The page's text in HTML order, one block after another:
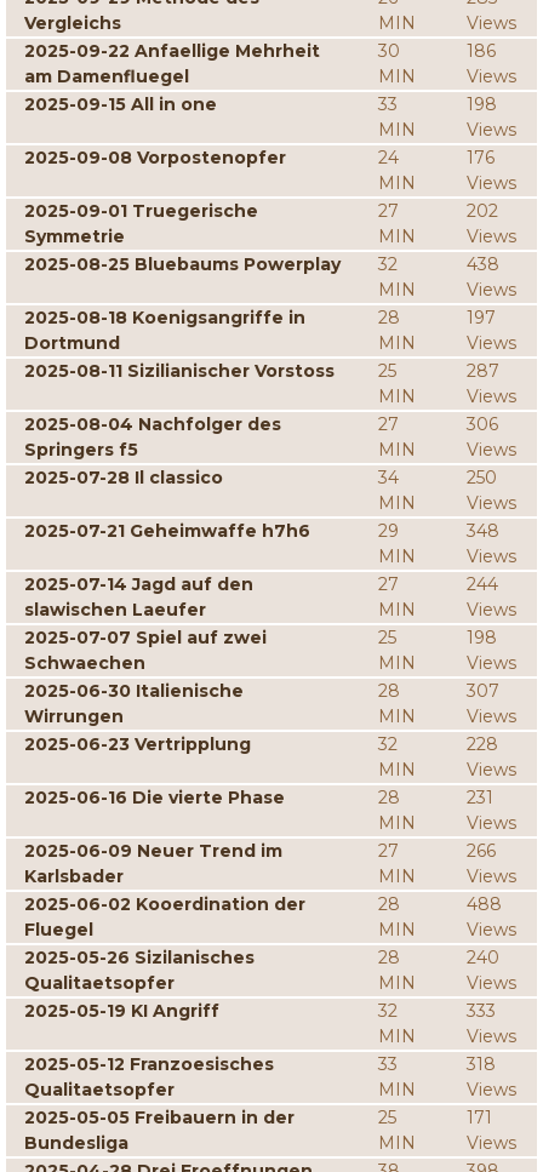
Vergleichs
MIN
Views
2025-09-22 Anfaellige Mehrheit
am Damenfluegel
30
MIN
186
Views
2025-09-15 All in one
33
MIN
198
Views
2025-09-08 Vorpostenopfer
24
MIN
176
Views
2025-09-01 Truegerische
Symmetrie
27
MIN
202
Views
2025-08-25 Bluebaums Powerplay
32
MIN
438
Views
2025-08-18 Koenigsangriffe in
Dortmund
28
MIN
197
Views
2025-08-11 Sizilianischer Vorstoss
25
MIN
287
Views
2025-08-04 Nachfolger des
Springers f5
27
MIN
306
Views
2025-07-28 Il classico
34
MIN
250
Views
2025-07-21 Geheimwaffe h7h6
29
MIN
348
Views
2025-07-14 Jagd auf den
slawischen Laeufer
27
MIN
244
Views
2025-07-07 Spiel auf zwei
Schwaechen
25
MIN
198
Views
2025-06-30 Italienische
Wirrungen
28
MIN
307
Views
2025-06-23 Vertripplung
32
MIN
228
Views
2025-06-16 Die vierte Phase
28
MIN
231
Views
2025-06-09 Neuer Trend im
Karlsbader
27
MIN
266
Views
2025-06-02 Kooerdination der
Fluegel
28
MIN
488
Views
2025-05-26 Sizilanisches
Qualitaetsopfer
28
MIN
240
Views
2025-05-19 KI Angriff
32
MIN
333
Views
2025-05-12 Franzoesisches
Qualitaetsopfer
33
MIN
318
Views
2025-05-05 Freibauern in der
Bundesliga
25
MIN
171
Views